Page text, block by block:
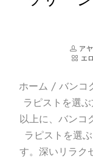
ア
エ
ホーム / バンコ
ラピストを選
以上に、バンコ
ラピストを選
す。深いリラク